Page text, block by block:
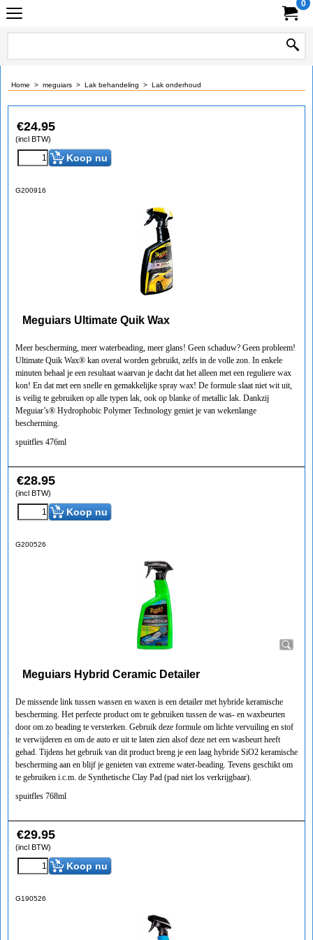
0
Home > meguiars > Lak behandeling > Lak onderhoud
€24.95
(incl BTW)
Koop nu
G200916
Meguiars Ultimate Quik Wax
Meer bescherming, meer waterbeading, meer glans! Geen schaduw? Geen probleem!
Ultimate Quik Wax® kan overal worden gebruikt, zelfs in de volle zon. In enkele
minuten behaal je een resultaat waarvan je dacht dat het alleen met een reguliere wax
kon! En dat met een snelle en gemakkelijke spray wax! De formule slaat niet wit uit,
is veilig te gebruiken op alle typen lak, ook op blanke of metallic lak. Dankzij
Meguiar’s® Hydrophobic Polymer Technology geniet je van wekenlange
bescherming.
spuitfles 476ml
€28.95
(incl BTW)
Koop nu
G200526
Meguiars Hybrid Ceramic Detailer
De missende link tussen wassen en waxen is een detailer met hybride keramische
bescherming. Het perfecte product om te gebruiken tussen de was- en waxbeurten
door om zo beading te versterken. Gebruik deze formule om lichte vervuiling en stof
te verwijderen en om de auto er uit te laten zien alsof deze net een wasbeurt heeft
gehad. Tijdens het gebruik van dit product breng je een laag hybride SiO2 keramische
bescherming aan en blijf je genieten van extreme water-beading. Tevens geschikt om
te gebruiken i.c.m. de Synthetische Clay Pad (pad niet los verkrijgbaar).
spuitfles 768ml
€29.95
(incl BTW)
Koop nu
G190526